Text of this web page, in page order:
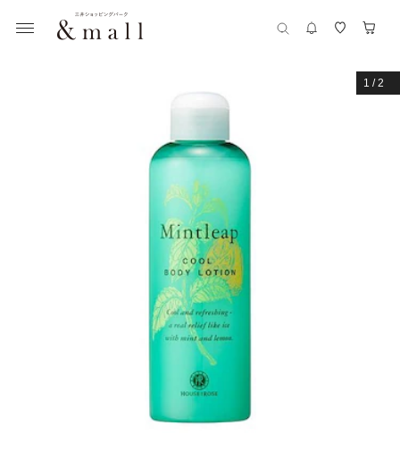
1 /2